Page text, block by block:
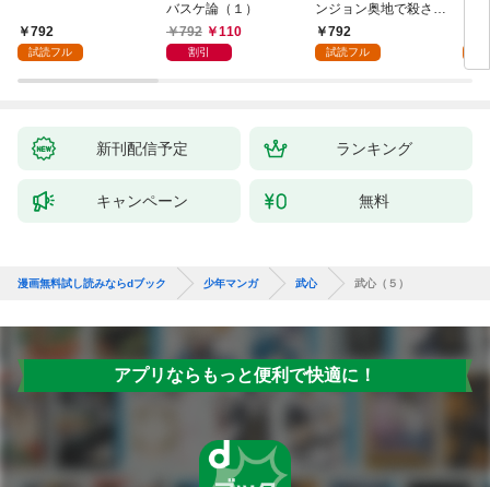
792
試読フル
バスケ論（１）
792
110
割引
ンジョン奥地で殺され
かけたがギフト『無限
ガチャ』でレベル９９
（１）
792
試読フル
強
～
新刊配信予定 ランキング
キャンペーン 無料
漫画無料試し読みならdブック 少年マンガ 武心 武心（５）
アプリならもっと便利で快適に！